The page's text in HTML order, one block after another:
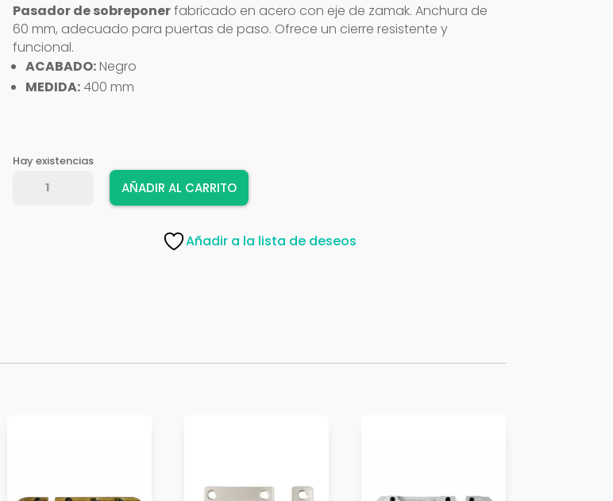
Pasador de sobreponerfabricado en acero con eje de zamak. Anchura de
60 mm, adecuado para puertas de paso. Ofrece un cierre resistente y
funcional.
ACABADO: Negro
MEDIDA: 400 mm
Hay existencias
AÑADIR AL CARRITO
Añadir a la lista de deseos